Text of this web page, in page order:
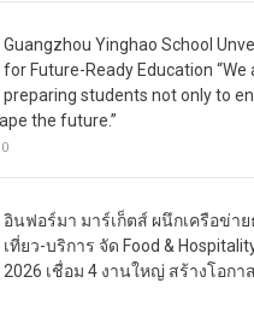
Guangzhou Yinghao School
for Future-Ready Education “We
preparing students not only to
the future.”
0
อินฟอร์มา มาร์เก็ตส์ ผนึกเครือข่าย
เที่ยว-บริการ จัด Food &
2026 เชื่อม 4 งานใหญ่ สร้างโอกา